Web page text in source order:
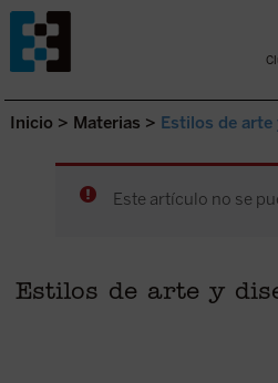
Saltar al contenido.
Inicio > Materias > Estilos de arte
Este artículo no se
Estilos de arte y